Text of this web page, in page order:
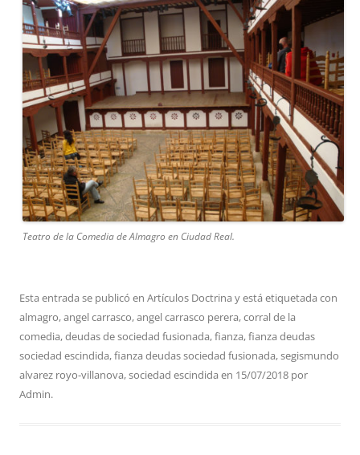
Teatro de la Comedia de Almagro en Ciudad Real.
Esta entrada se publicó en Artículos Doctrina y está etiquetada con
almagro,angel carrasco,angel carrasco perera,corral de la
comedia,deudas de sociedad fusionada,fianza,fianza deudas
sociedad escindida,fianza deudas sociedad fusionada,segismundo
alvarez royo-villanova,sociedad escindida en 15/07/2018 por
Admin.